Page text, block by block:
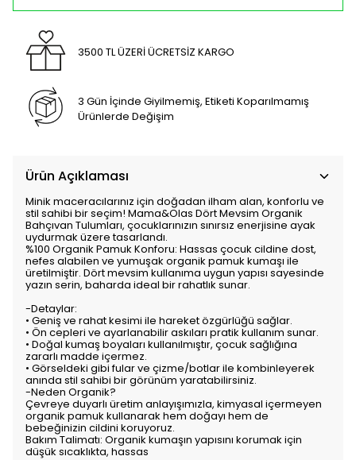
3500 TL ÜZERİ ÜCRETSİZ KARGO
3 Gün İçinde Giyilmemiş, Etiketi Koparılmamış
Ürünlerde Değişim
Ürün Açıklaması
Minik maceracılarınız için doğadan ilham alan, konforlu ve
stil sahibi bir seçim! Mama&Olas Dört Mevsim Organik
Bahçıvan Tulumları, çocuklarınızın sınırsız enerjisine ayak
uydurmak üzere tasarlandı.
%100 Organik Pamuk Konforu: Hassas çocuk cildine dost,
nefes alabilen ve yumuşak organik pamuk kumaşı ile
üretilmiştir. Dört mevsim kullanıma uygun yapısı sayesinde
yazın serin, baharda ideal bir rahatlık sunar.
-Detaylar:
• Geniş ve rahat kesimi ile hareket özgürlüğü sağlar.
• Ön cepleri ve ayarlanabilir askıları pratik kullanım sunar.
• Doğal kumaş boyaları kullanılmıştır, çocuk sağlığına
zararlı madde içermez.
• Görseldeki gibi fular ve çizme/botlar ile kombinleyerek
anında stil sahibi bir görünüm yaratabilirsiniz.
-Neden Organik?
Çevreye duyarlı üretim anlayışımızla, kimyasal içermeyen
organik pamuk kullanarak hem doğayı hem de
bebeğinizin cildini koruyoruz.
Bakım Talimatı: Organik kumaşın yapısını korumak için
düşük sıcaklıkta, hassas